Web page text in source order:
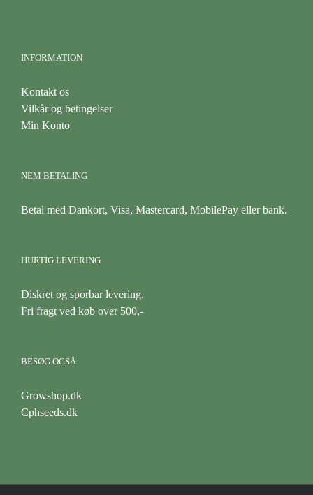
INFORMATION
Kontakt os
Vilkår og betingelser
Min Konto
NEM BETALING
Betal med Dankort, Visa, Mastercard, MobilePay eller bank.
HURTIG LEVERING
Diskret og sporbar levering.
Fri fragt ved køb over 500,-
BESØG OGSÅ
Growshop.dk
Cphseeds.dk